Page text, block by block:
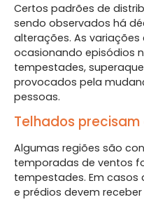
Certos padrões de
sendo observados há
alterações. As
ocasionando episódios
tempestades,
provocados pela
pessoas.
Telhados
Algumas regiões são
temporadas de ventos
tempestades. Em casos
e prédios devem